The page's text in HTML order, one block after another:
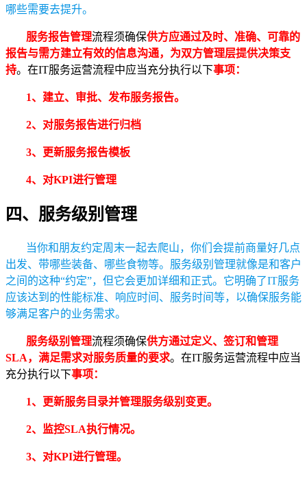
哪些需要去提升。
服务报告管理流程须确保供方应通过及时、准确、可靠的
报告与需方建立有效的信息沟通，为双方管理层提供决策支
持。在IT服务运营流程中应当充分执行以下事项：
1、建立、审批、发布服务报告。
2、对服务报告进行归档
3、更新服务报告模板
4、对KPI进行管理
四、服务级别管理
当你和朋友约定周末一起去爬山，你们会提前商量好几点
出发、带哪些装备、哪些食物等。服务级别管理就像是和客户
之间的这种“约定”，但它会更加详细和正式。它明确了IT服务
应该达到的性能标准、响应时间、服务时间等，以确保服务能
够满足客户的业务需求。
服务级别管理流程须确保供方通过定义、签订和管理
SLA，满足需求对服务质量的要求。在IT服务运营流程中应当
充分执行以下事项：
1、更新服务目录并管理服务级别变更。
2、监控SLA执行情况。
3、对KPI进行管理。